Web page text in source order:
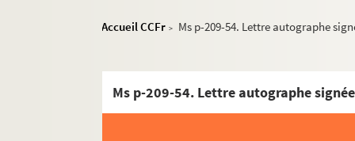
Accueil CCFr > Ms p-209-54. Lettre autographe
Ms p-209-54. Lettre autographe
Ms p-209-35. Lettre autographe signée,
Ms p-209-36. Lettre autographe signée,